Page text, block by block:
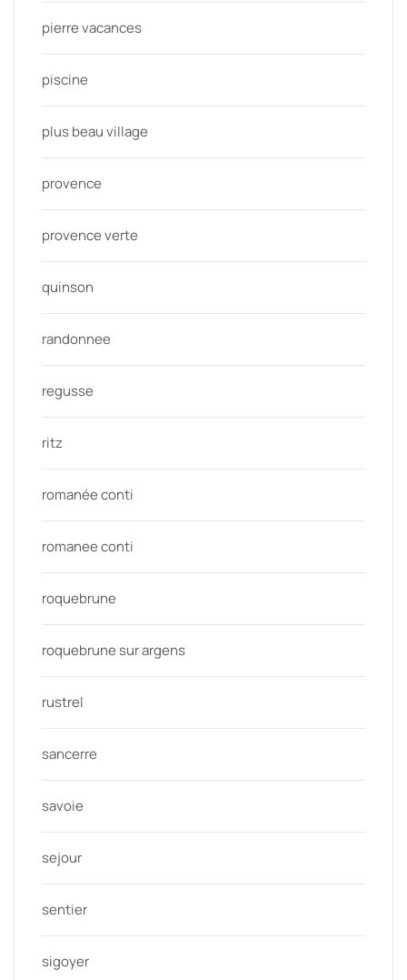
pierre vacances
piscine
plus beau village
provence
provence verte
quinson
randonnee
regusse
ritz
romanée conti
romanee conti
roquebrune
roquebrune sur argens
rustrel
sancerre
savoie
sejour
sentier
sigoyer